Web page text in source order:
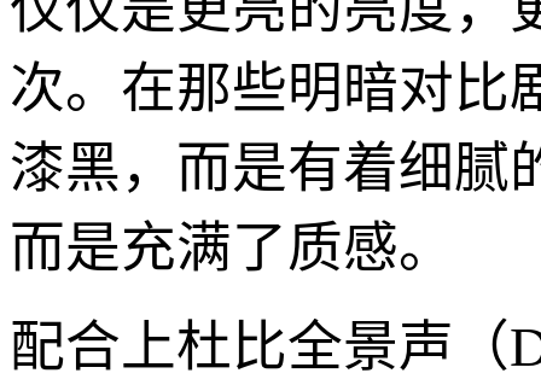
次。在那些明暗对比
漆黑，而是有着细腻
而是充满了质感。
配合上杜比全景声（